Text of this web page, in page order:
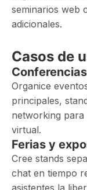
seminarios web
adicionales.
Casos de
Organice
principales,
networking
virtual.
Ferias y
Cree stands
chat en tiempo
asistentes la